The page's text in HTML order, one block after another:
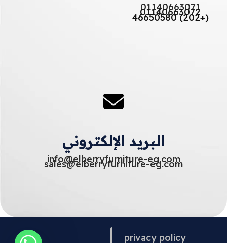
01140663071
01140663072(+202) 46650580
البريد الإلكتروني
info@elberryfurniture-eg.com
sales@elberryfurniture-eg.com
privacy policy